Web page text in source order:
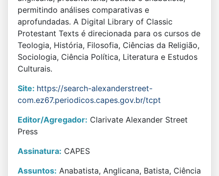
permitindo análises comparativas e
aprofundadas. A Digital Library of Classic
Protestant Texts é direcionada para os cursos de
Teologia, História, Filosofia, Ciências da Religião,
Sociologia, Ciência Política, Literatura e Estudos
Culturais.
Site: https://search-alexanderstreet-
com.ez67.periodicos.capes.gov.br/tcpt
Editor/Agregador: Clarivate Alexander Street
Press
Assinatura: CAPES
Assuntos: Anabatista, Anglicana, Batista, Ciência